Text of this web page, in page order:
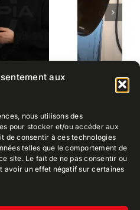
aux
nous utilisons des
pour stocker et/ou accéder aux
de consentir à ces technologies
telles que le comportement de
site. Le fait de ne pas consentir ou
avoir un effet négatif sur certaines